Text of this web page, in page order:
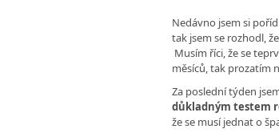
Nedávno jsem si
tak jsem se rozhodl,
Musím říci, že se
měsíců, tak prozatím
Za poslední týden
důkladným testem
že se musí jednat o